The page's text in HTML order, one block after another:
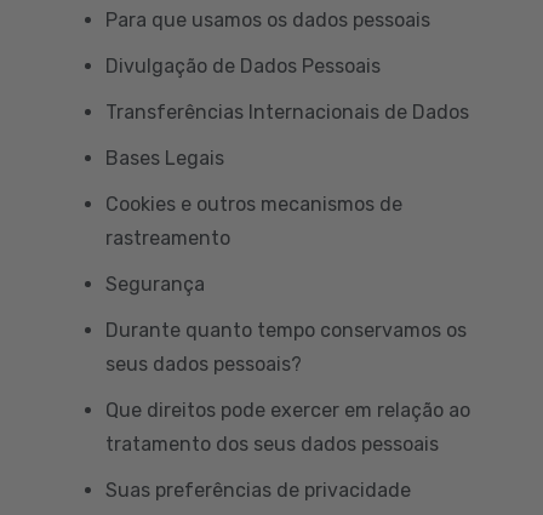
Para que usamos os dados pessoais
Divulgação de Dados Pessoais
Transferências Internacionais de Dados
Bases Legais
Cookies e outros mecanismos de
rastreamento
Segurança
Durante quanto tempo conservamos os
seus dados pessoais?
Que direitos pode exercer em relação ao
tratamento dos seus dados pessoais
Suas preferências de privacidade